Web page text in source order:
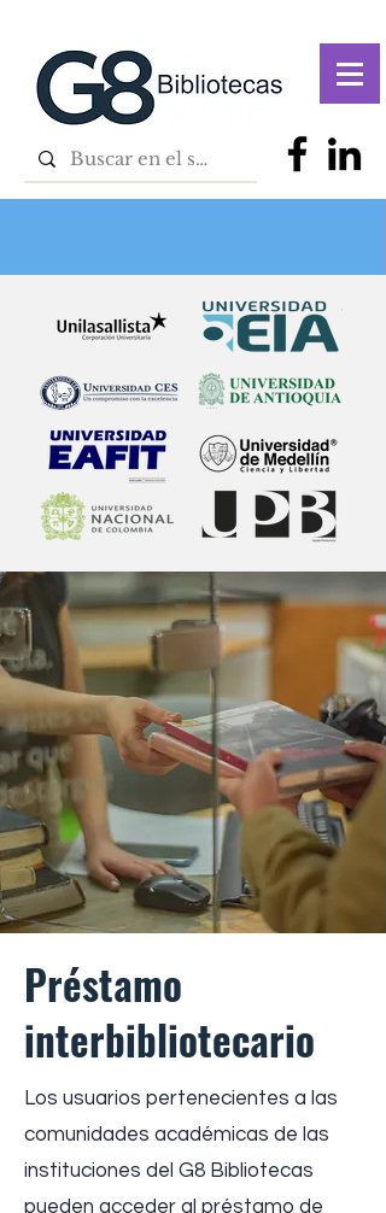
Préstamo
interbibliotecario
Los usuarios pertenecientes a las
comunidades académicas de las
instituciones del G8 Bibliotecas
pueden acceder al préstamo de